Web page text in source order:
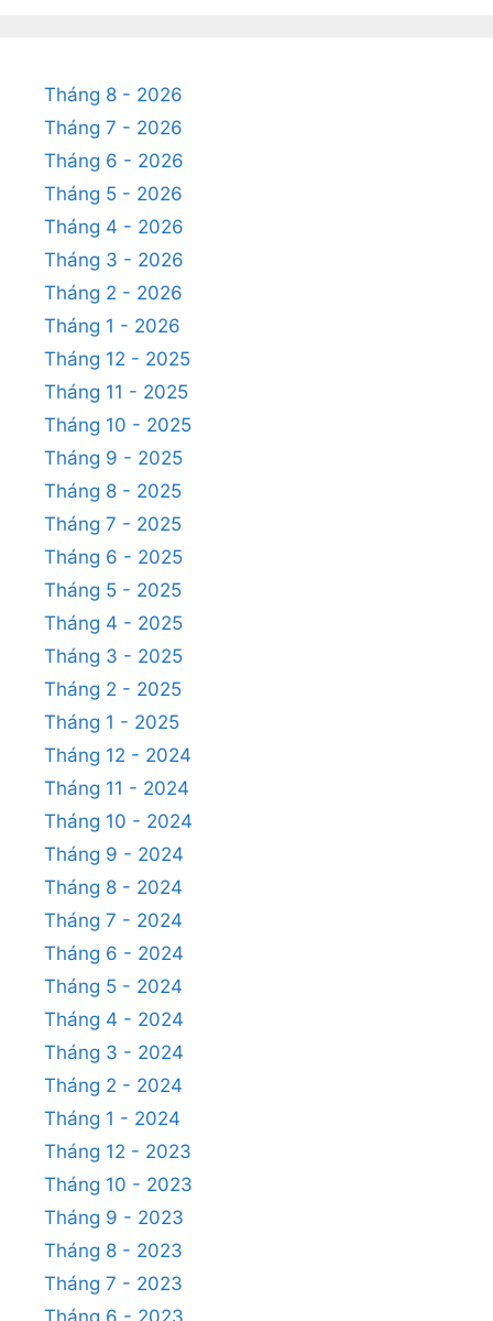
Tháng 8 - 2026
Tháng 7 - 2026
Tháng 6 - 2026
Tháng 5 - 2026
Tháng 4 - 2026
Tháng 3 - 2026
Tháng 2 - 2026
Tháng 1 - 2026
Tháng 12 - 2025
Tháng 11 - 2025
Tháng 10 - 2025
Tháng 9 - 2025
Tháng 8 - 2025
Tháng 7 - 2025
Tháng 6 - 2025
Tháng 5 - 2025
Tháng 4 - 2025
Tháng 3 - 2025
Tháng 2 - 2025
Tháng 1 - 2025
Tháng 12 - 2024
Tháng 11 - 2024
Tháng 10 - 2024
Tháng 9 - 2024
Tháng 8 - 2024
Tháng 7 - 2024
Tháng 6 - 2024
Tháng 5 - 2024
Tháng 4 - 2024
Tháng 3 - 2024
Tháng 2 - 2024
Tháng 1 - 2024
Tháng 12 - 2023
Tháng 10 - 2023
Tháng 9 - 2023
Tháng 8 - 2023
Tháng 7 - 2023
Tháng 6 - 2023